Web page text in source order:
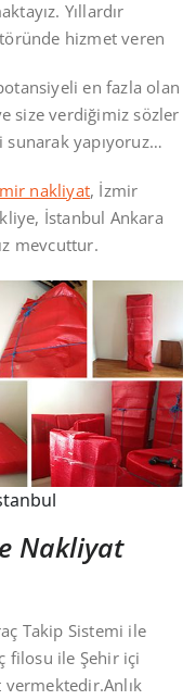
Yıllardır
hizmet veren
en fazla olan
size verdiğimiz sözler
yapıyoruz…
nakliyat, İzmir
İstanbul Ankara
mevcuttur.
Nakliyat
Takip Sistemi ile
filosu ile Şehir içi
vermektedir.Anlık